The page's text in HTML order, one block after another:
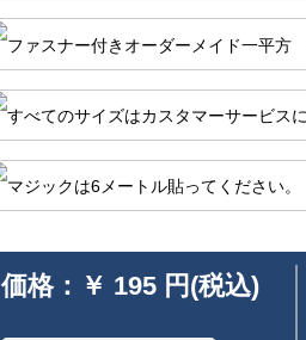
価格： ￥ 195 円(税込)